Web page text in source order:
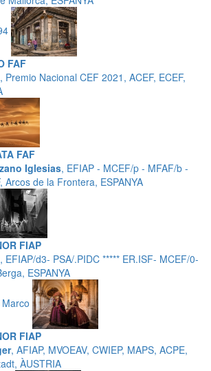
FAF
, Premio Nacional CEF 2021, ACEF, ECEF,
FAF
Iglesias, EFIAP - MCEF/p - MFAF/b -
Arcos de la Frontera, ESPANYA
FIAP
, EFIAP/d3- PSA/.PIDC ***** ER.ISF- MCEF/0-
ESPANYA
FIAP
, AFIAP, MVOEAV, CWIEP, MAPS, ACPE,
ÀUSTRIA